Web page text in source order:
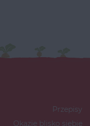
Przepisy
Okazje blisko siebie